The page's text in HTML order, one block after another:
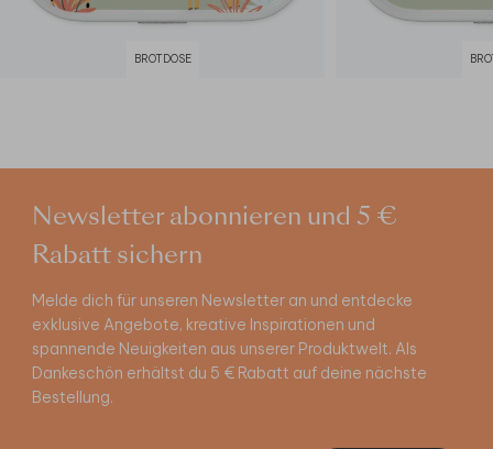
BROTDOSE
Newsletter abonnieren und 5 €
Rabatt sichern
Melde dich für unseren Newsletter an und entdecke
exklusive Angebote, kreative Inspirationen und
spannende Neuigkeiten aus unserer Produktwelt. Als
Dankeschön erhältst du 5 € Rabatt auf deine nächste
Bestellung.